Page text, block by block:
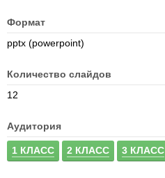
Формат
pptx (powerpoint)
Количество слайдов
12
Аудитория
1 КЛАСС 2 КЛАСС 3 КЛАСС